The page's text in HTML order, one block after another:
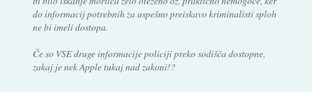
do informacij potrebnih za uspešno preiskavo kriminalisti sploh
ne bi imeli dostopa.
Če so VSE druge informacije policiji preko sodišča dostopne,
zakaj je nek Apple tukaj nad zakoni!?